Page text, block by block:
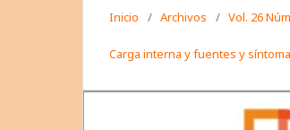
Inicio / Archivos / Vol. 26
Carga interna y fuentes y